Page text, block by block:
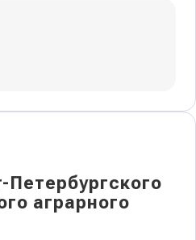
аграрного